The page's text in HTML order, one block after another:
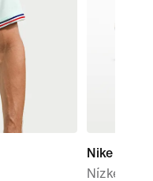
Nike
Nízké